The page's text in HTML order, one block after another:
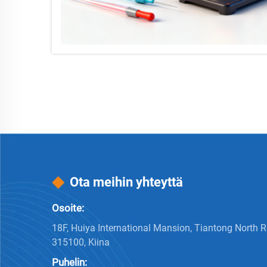
Ota meihin yhteyttä
Osoite:
18F, Huiya International Mansion, Tiantong North
315100, Kiina
Puhelin: